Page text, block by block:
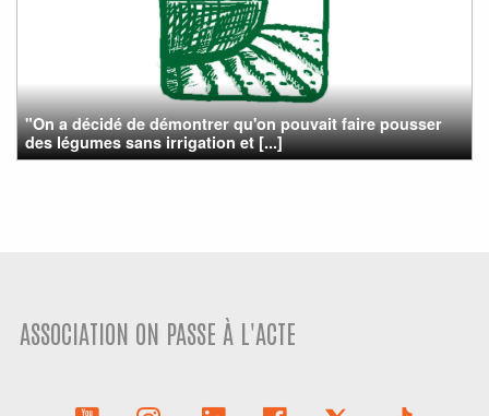
"On a décidé de démontrer qu'on pouvait faire pousser
des légumes sans irrigation et [...]
ASSOCIATION ON PASSE À L'ACTE